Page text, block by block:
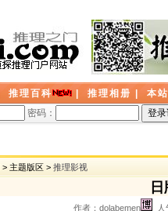
推理百科 推理相册
本
密码：
> 主题版区 > 推理影视
作者：dolabemen 人